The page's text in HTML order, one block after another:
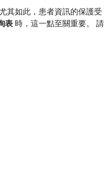
如此，患者資訊的保護
表 時，這一點至關重要。